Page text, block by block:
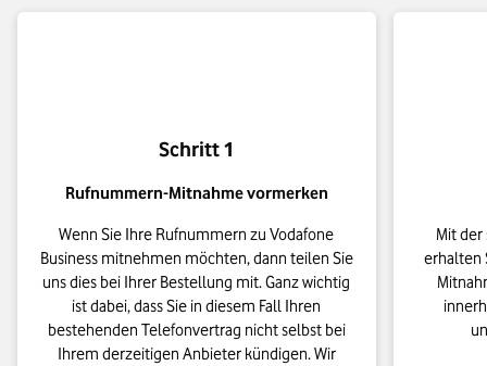
Schritt 1
Rufnummern-Mitnahme vormerken
Wenn Sie Ihre Rufnummern zu Vodafone
Business mitnehmen möchten, dann teilen Sie
uns dies bei Ihrer Bestellung mit. Ganz wichtig
ist dabei, dass Sie in diesem Fall Ihren
bestehenden Telefonvertrag nicht selbst bei
Ihrem derzeitigen Anbieter kündigen. Wir
Mit
erhalten